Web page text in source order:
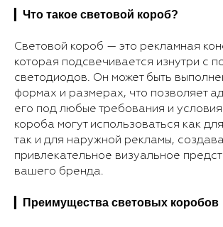
Что такое световой короб?
Световой короб — это рекламная
которая подсвечивается изнутри с
светодиодов. Он может быть
формах и размерах, что позволяет
его под любые требования и
короба могут использоваться как
так и для наружной рекламы,
привлекательное визуальное
вашего бренда.
Преимущества световых коробов